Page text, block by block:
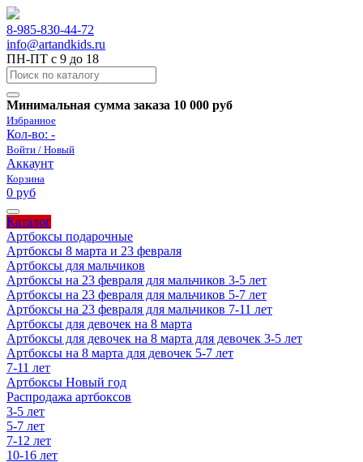
8-985-830-44-72
info@artandkids.ru
ПН-ПТ с 9 до 18
Минимальная сумма заказа 10 000 руб
Избранное
Кол-во: -
Войти / Новый
Аккаунт
Корзина
0 руб
Каталог
Артбоксы подарочные
Артбоксы 8 марта и 23 февраля
Артбоксы для мальчиков
Артбоксы на 23 февраля для мальчиков 3-5 лет
Артбоксы на 23 февраля для мальчиков 5-7 лет
Артбоксы на 23 февраля для мальчиков 7-11 лет
Артбоксы для девочек на 8 марта
Артбоксы для девочек на 8 марта для девочек 3-5 лет
Артбоксы на 8 марта для девочек 5-7 лет
7-11 лет
Артбоксы Новый год
Распродажа артбоксов
3-5 лет
5-7 лет
7-12 лет
10-16 лет